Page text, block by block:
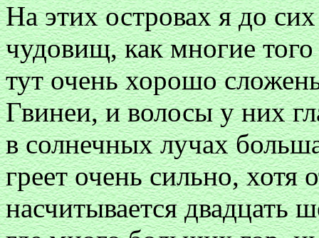
На этих островах я до
чудовищ, как многие
тут очень хорошо
Гвинеи, и волосы у них
в солнечных лучах
греет очень сильно, хотя
насчитывается двадцать